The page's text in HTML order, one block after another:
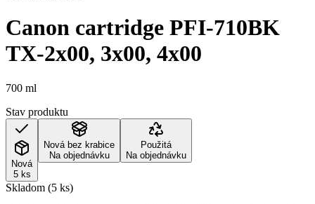
Canon cartridge PFI-710BK
TX-2x00, 3x00, 4x00
700 ml
Stav produktu
Nová
5 ks
Nová bez krabice
Na objednávku
Použitá
Na objednávku
Skladom (5 ks)